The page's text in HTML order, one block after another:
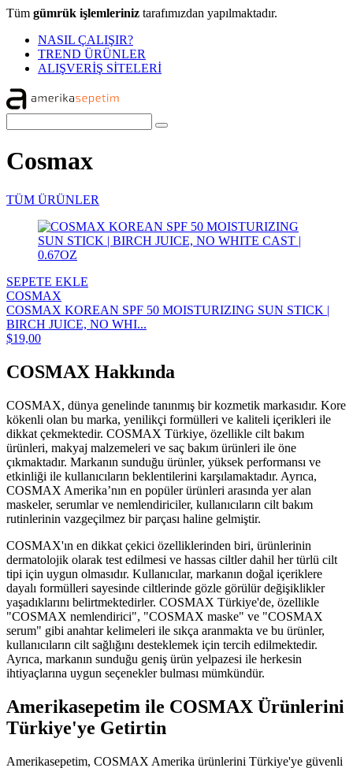
Tüm gümrük işlemleriniz tarafımızdan yapılmaktadır.
NASIL ÇALIŞIR?
TREND ÜRÜNLER
ALIŞVERİŞ SİTELERİ
Cosmax
TÜM ÜRÜNLER
SEPETE EKLE
COSMAX
COSMAX KOREAN SPF 50 MOISTURIZING SUN STICK |
BIRCH JUICE, NO WHI...
$19,00
COSMAX Hakkında
COSMAX, dünya genelinde tanınmış bir kozmetik markasıdır. Kore
kökenli olan bu marka, yenilikçi formülleri ve kaliteli içerikleri ile
dikkat çekmektedir. COSMAX Türkiye, özellikle cilt bakım
ürünleri, makyaj malzemeleri ve saç bakım ürünleri ile öne
çıkmaktadır. Markanın sunduğu ürünler, yüksek performansı ve
etkinliği ile kullanıcıların beklentilerini karşılamaktadır. Ayrıca,
COSMAX Amerika’nın en popüler ürünleri arasında yer alan
maskeler, serumlar ve nemlendiriciler, kullanıcıların cilt bakım
rutinlerinin vazgeçilmez bir parçası haline gelmiştir.
COSMAX'ın en dikkat çekici özelliklerinden biri, ürünlerinin
dermatolojik olarak test edilmesi ve hassas ciltler dahil her türlü cilt
tipi için uygun olmasıdır. Kullanıcılar, markanın doğal içeriklere
dayalı formülleri sayesinde ciltlerinde gözle görülür değişiklikler
yaşadıklarını belirtmektedirler. COSMAX Türkiye'de, özellikle
"COSMAX nemlendirici", "COSMAX maske" ve "COSMAX
serum" gibi anahtar kelimeleri ile sıkça aranmakta ve bu ürünler,
kullanıcıların cilt sağlığını desteklemek için tercih edilmektedir.
Ayrıca, markanın sunduğu geniş ürün yelpazesi ile herkesin
ihtiyaçlarına uygun seçenekler bulması mümkündür.
Amerikasepetim ile COSMAX Ürünlerini
Türkiye'ye Getirtin
Amerikasepetim, COSMAX Amerika ürünlerini Türkiye'ye güvenli